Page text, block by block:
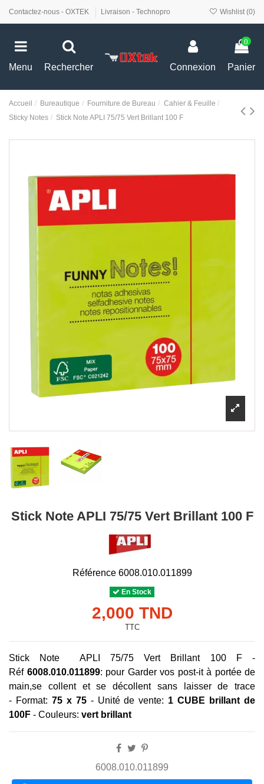
Contactez-nous - OXTEK Livraison - Technopro Wishlist (0)
Menu Rechercher Connexion
0
Panier
Accueil Bureautique Fourniture de Bureau
Cahier & Feuille
Sticky Notes
Stick Note APLI 75/75 Vert Brillant 100 F
Stick Note APLI 75/75 Vert Brillant 100 F
Référence 6008.010.011899
En Stock
2,000 TND
TTC
Stick Note APLI 75/75 Vert Brillant 100 F -
Réf 6008.010.011899: pour Garder vos post-it à portée de
main,se collent et se décollent sans laisser de trace
- Format: 75x 75 - Unité de vente: 1 CUBE brillant de
100F - Couleurs: vert brillant
6008.010.011899